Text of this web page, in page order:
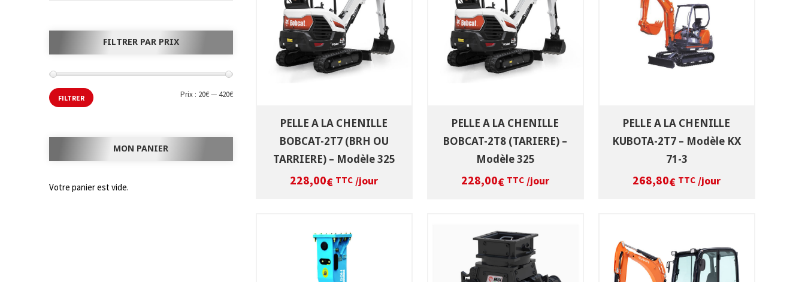
SÉLECTIONNEZ LES DATES
VOIR LE PRODUIT
PELLE A LA CHENILLE
BOBCAT-2T7 (BRH OU
TARRIERE) – Modèle 325
228,00€ TTC /jour
SÉLECTIONNEZ LES DATES
VOIR LE PRODUIT
PELLE A LA CHENILLE
BOBCAT-2T8 (TARIERE) –
Modèle 325
228,00€ TTC /jour
SÉLECTIONNEZ LES DATES
VOIR LE PRODUIT
PELLE A LA CHENILLE
KUBOTA-2T7 – Modèle KX
71-3
268,80€ TTC /jour
FILTRER PAR PRIX
FILTRER Prix : 20€— 420€
MON PANIER
Votre panier est vide.